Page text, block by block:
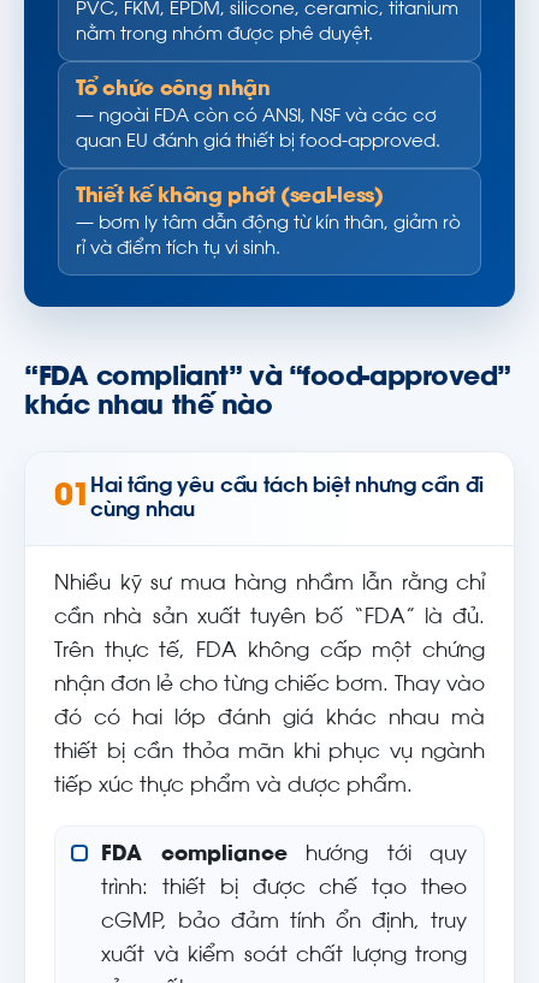
PVC, FKM, EPDM, silicone, ceramic, titanium
nằm trong nhóm được phê duyệt.
Tổ chức công nhận
— ngoài FDA còn có ANSI, NSF và các cơ
quan EU đánh giá thiết bị food-approved.
Thiết kế không phớt (seal-less)
— bơm ly tâm dẫn động từ kín thân, giảm rò
rỉ và điểm tích tụ vi sinh.
“FDA compliant” và “food-approved”
khác nhau thế nào
01 Hai tầng yêu cầu tách biệt nhưng cần đi
cùng nhau
Nhiều kỹ sư mua hàng nhầm lẫn rằng chỉ
cần nhà sản xuất tuyên bố “FDA” là đủ.
Trên thực tế, FDA không cấp một chứng
nhận đơn lẻ cho từng chiếc bơm. Thay vào
đó có hai lớp đánh giá khác nhau mà
thiết bị cần thỏa mãn khi phục vụ ngành
tiếp xúc thực phẩm và dược phẩm.
FDA compliancehướng tới quy
trình: thiết bị được chế tạo theo
cGMP, bảo đảm tính ổn định, truy
xuất và kiểm soát chất lượng trong